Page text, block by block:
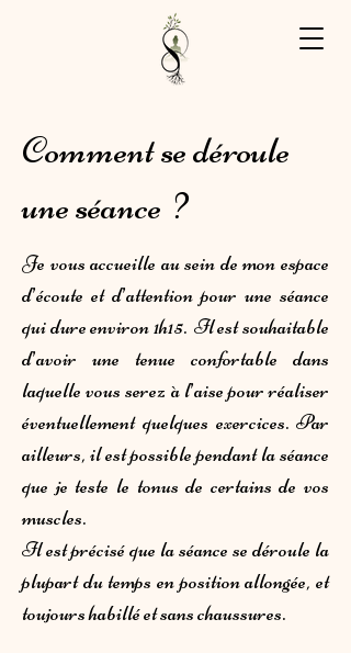
Comment se déroule
une séance ?
Je vous accueille au sein de mon espace
d’écoute et d’attention pour une séance
qui dure environ 1h15. Il est souhaitable
d’avoir une tenue confortable dans
laquelle vous serez à l’aise pour réaliser
éventuellement quelques exercices. Par
ailleurs, il est possible pendant la séance
que je teste le tonus de certains de vos
muscles.
Il est précisé que la séance se déroule la
plupart du temps en position allongée, et
toujours habillé et sans chaussures.